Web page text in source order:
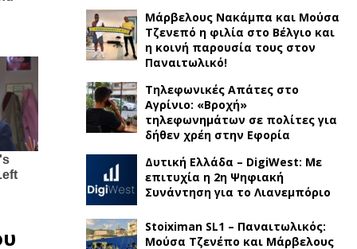
Μάρβελους Νακάμπα και Μούσα
Τζενεπό η φιλία στο Βέλγιο και
η κοινή παρουσία τους στον
Παναιτωλικό!
Τηλεφωνικές Απάτες στο
Αγρίνιο: «Βροχή»
τηλεφωνημάτων σε πολίτες για
δήθεν χρέη στην Εφορία
Δυτική Ελλάδα – DigiWest: Με
επιτυχία η 2η Ψηφιακή
Συνάντηση για το Λιανεμπόριο
Stoiximan SL1 – Παναιτωλικός:
Μούσα Τζενέπο και Μάρβελους